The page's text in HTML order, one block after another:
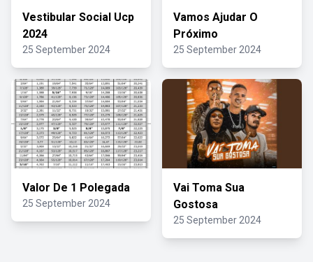
Vestibular Social Ucp
2024
25 September 2024
Vamos Ajudar O
Próximo
25 September 2024
Valor De 1 Polegada
25 September 2024
Vai Toma Sua
Gostosa
25 September 2024